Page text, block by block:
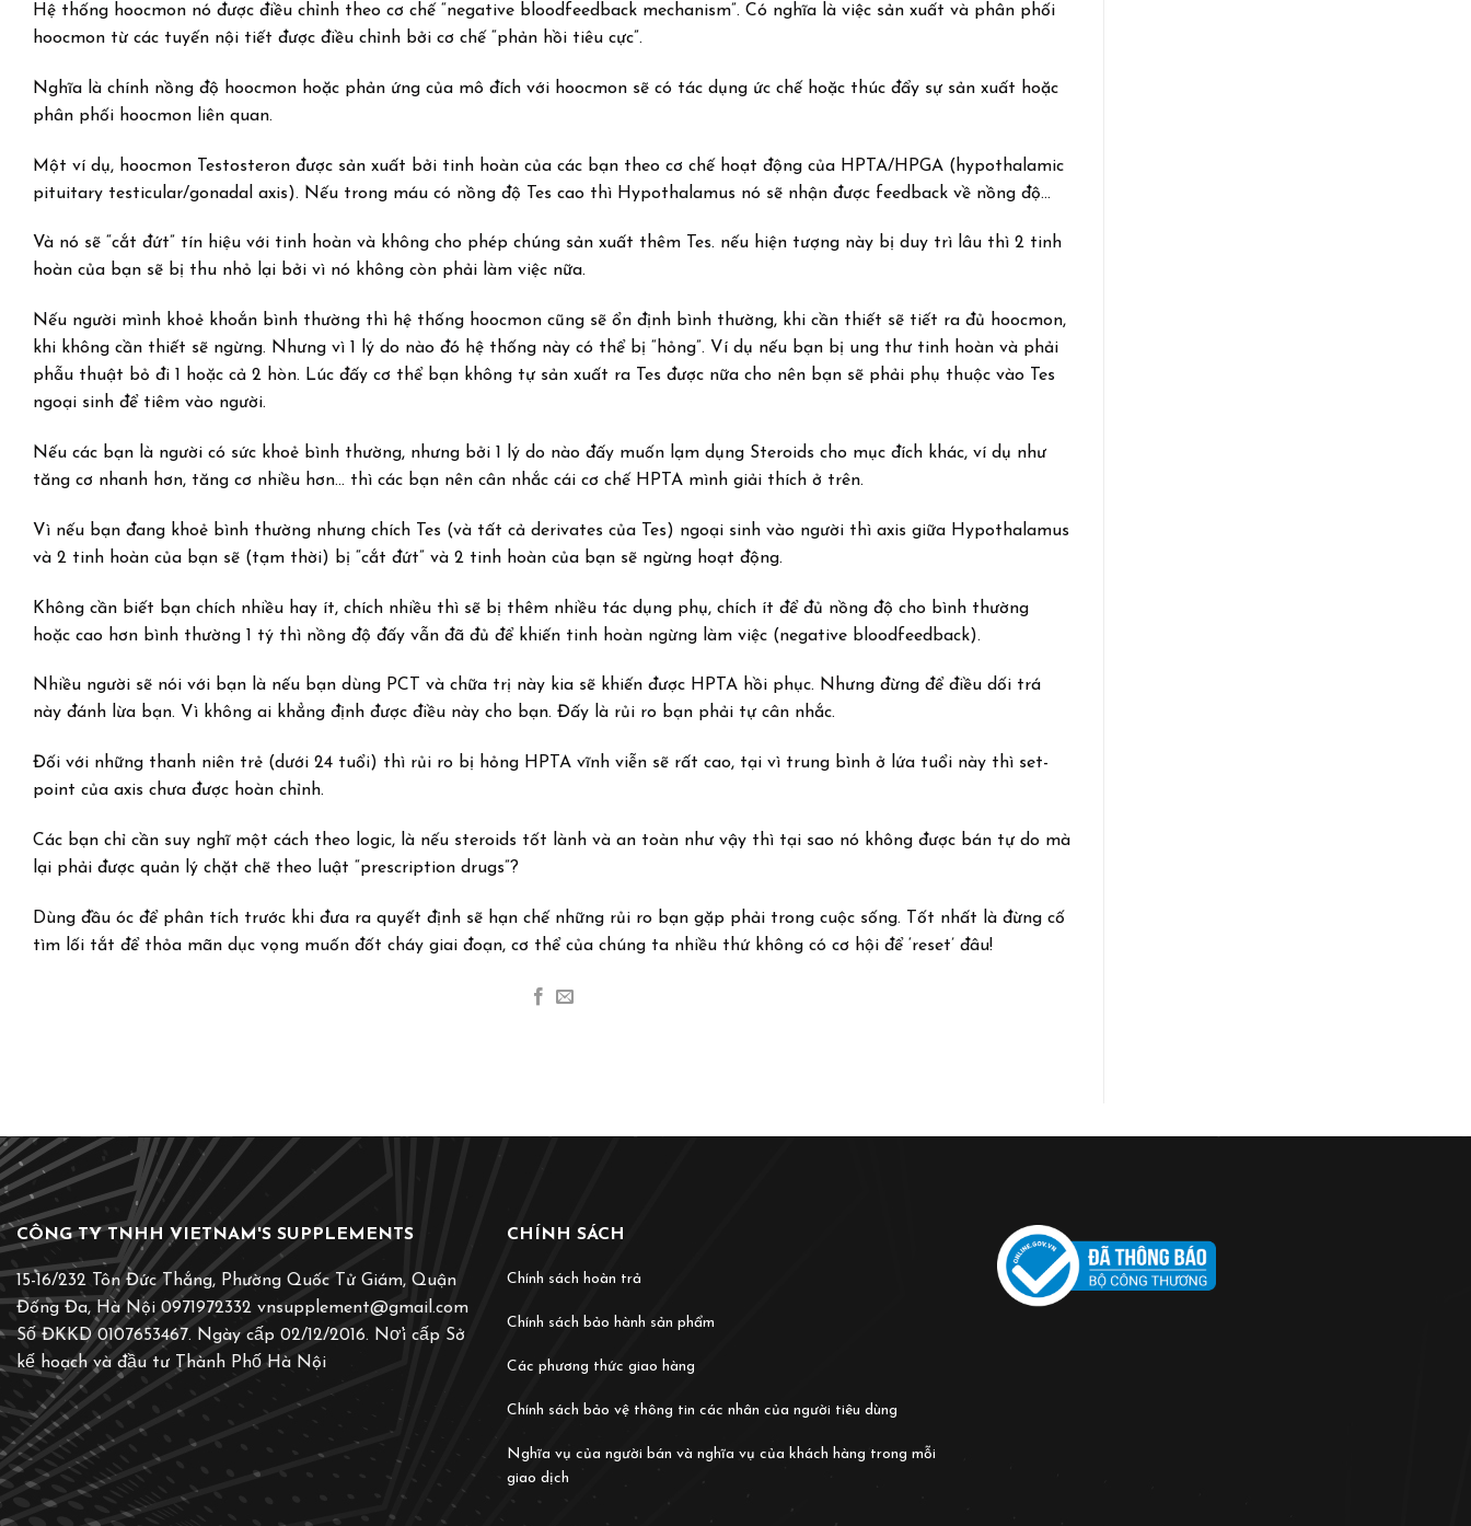
Hệ thống hoocmon nó được điều chỉnh theo cơ chế “negative bloodfeedback mechanism”. Có nghĩa là việc sản xuất và phân phối
hoocmon từ các tuyến nội tiết được điều chỉnh bởi cơ chế “phản hồi tiêu cực”.
Nghĩa là chính nồng độ hoocmon hoặc phản ứng của mô đích với hoocmon sẽ có tác dụng ức chế hoặc thúc đẩy sự sản xuất hoặc
phân phối hoocmon liên quan.
Một ví dụ, hoocmon Testosteron được sản xuất bởi tinh hoàn của các bạn theo cơ chế hoạt động của HPTA/HPGA (hypothalamic
pituitary testicular/gonadal axis). Nếu trong máu có nồng độ Tes cao thì Hypothalamus nó sẽ nhận được feedback về nồng độ…
Và nó sẽ “cắt đứt” tín hiệu với tinh hoàn và không cho phép chúng sản xuất thêm Tes. nếu hiện tượng này bị duy trì lâu thì 2 tinh
hoàn của bạn sẽ bị thu nhỏ lại bởi vì nó không còn phải làm việc nữa.
Nếu người mình khoẻ khoắn bình thường thì hệ thống hoocmon cũng sẽ ổn định bình thường, khi cần thiết sẽ tiết ra đủ hoocmon,
khi không cần thiết sẽ ngừng. Nhưng vì 1 lý do nào đó hệ thống này có thể bị “hỏng”. Ví dụ nếu bạn bị ung thư tinh hoàn và phải
phẫu thuật bỏ đi 1 hoặc cả 2 hòn. Lúc đấy cơ thể bạn không tự sản xuất ra Tes được nữa cho nên bạn sẽ phải phụ thuộc vào Tes
ngoại sinh để tiêm vào người.
Nếu các bạn là người có sức khoẻ bình thường, nhưng bởi 1 lý do nào đấy muốn lạm dụng Steroids cho mục đích khác, ví dụ như
tăng cơ nhanh hơn, tăng cơ nhiều hơn… thì các bạn nên cân nhắc cái cơ chế HPTA mình giải thích ở trên.
Vì nếu bạn đang khoẻ bình thường nhưng chích Tes (và tất cả derivates của Tes) ngoại sinh vào người thì axis giữa Hypothalamus
và 2 tinh hoàn của bạn sẽ (tạm thời) bị “cắt đứt” và 2 tinh hoàn của bạn sẽ ngừng hoạt động.
Không cần biết bạn chích nhiều hay ít, chích nhiều thì sẽ bị thêm nhiều tác dụng phụ, chích ít để đủ nồng độ cho bình thường
hoặc cao hơn bình thường 1 tý thì nồng độ đấy vẫn đã đủ để khiến tinh hoàn ngừng làm việc (negative bloodfeedback).
Nhiều người sẽ nói với bạn là nếu bạn dùng PCT và chữa trị này kia sẽ khiến được HPTA hồi phục. Nhưng đừng để điều dối trá
này đánh lừa bạn. Vì không ai khẳng định được điều này cho bạn. Đấy là rủi ro bạn phải tự cân nhắc.
Đối với những thanh niên trẻ (dưới 24 tuổi) thì rủi ro bị hỏng HPTA vĩnh viễn sẽ rất cao, tại vì trung bình ở lứa tuổi này thì set-
point của axis chưa được hoàn chỉnh.
Các bạn chỉ cần suy nghĩ một cách theo logic, là nếu steroids tốt lành và an toàn như vậy thì tại sao nó không được bán tự do mà
lại phải được quản lý chặt chẽ theo luật “prescription drugs”?
Dùng đầu óc để phân tích trước khi đưa ra quyết định sẽ hạn chế những rủi ro bạn gặp phải trong cuộc sống. Tốt nhất là đừng cố
tìm lối tắt để thỏa mãn dục vọng muốn đốt cháy giai đoạn, cơ thể của chúng ta nhiều thứ không có cơ hội để ‘reset’ đâu!
CÔNG TY TNHH VIETNAM'S SUPPLEMENTS
15-16/232 Tôn Đức Thắng, Phường Quốc Tử Giám, Quận
Đống Đa, Hà Nội 0971972332 vnsupplement@gmail.com
Số ĐKKD 0107653467. Ngày cấp 02/12/2016. Nơ̛i cấp Sở
kế hoạch và đầu tư Thành Phố Hà Nội
CHÍNH SÁCH
Chính sách hoàn trả
Chính sách bảo hành sản phẩm
Các phương thức giao hàng
Chính sách bảo vệ thông tin các nhân của người tiêu dùng
Nghĩa vụ của người bán và nghĩa vụ của khách hàng trong mỗi
giao dịch